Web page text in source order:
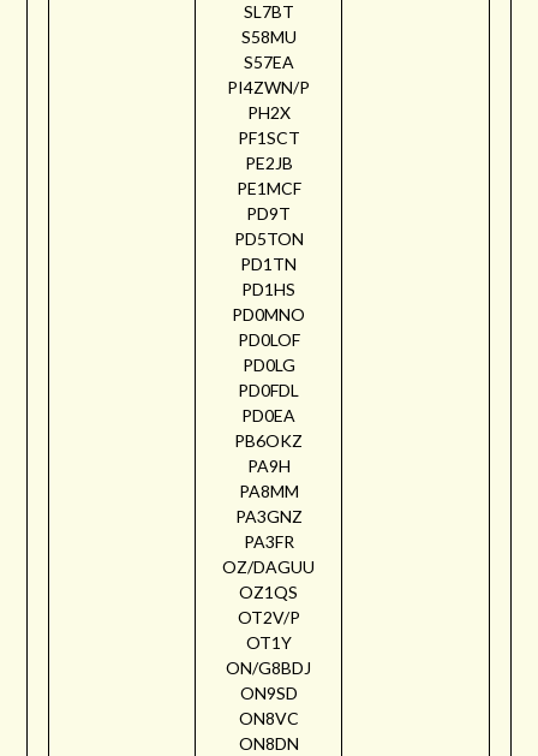
SL7BT
S58MU
S57EA
PI4ZWN/P
PH2X
PF1SCT
PE2JB
PE1MCF
PD9T
PD5TON
PD1TN
PD1HS
PD0MNO
PD0LOF
PD0LG
PD0FDL
PD0EA
PB6OKZ
PA9H
PA8MM
PA3GNZ
PA3FR
OZ/DAGUU
OZ1QS
OT2V/P
OT1Y
ON/G8BDJ
ON9SD
ON8VC
ON8DN